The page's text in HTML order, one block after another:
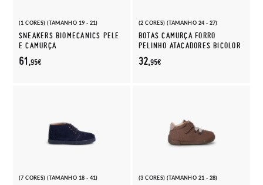
(1 CORES) (TAMANHO 19 - 21)
SNEAKERS BIOMECANICS PELE
E CAMURÇA
61,95€
(2 CORES) (TAMANHO 24 - 27)
BOTAS CAMURÇA FORRO
PELINHO ATACADORES BICOLOR
32,95€
(7 CORES) (TAMANHO 18 - 41) (3 CORES) (TAMANHO 21 - 28)